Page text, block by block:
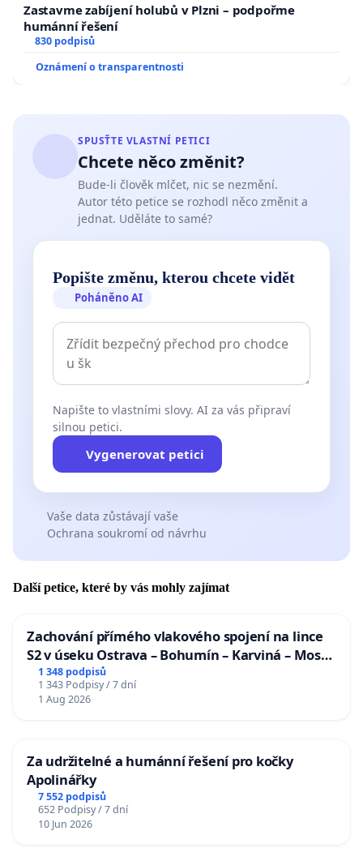
Zastavme zabíjení holubů v Plzni – podpořme
humánní řešení
830 podpisů
Oznámení o transparentnosti
SPUSŤTE VLASTNÍ PETICI
Chcete něco změnit?
Bude-li člověk mlčet, nic se nezmění.
Autor této petice se rozhodl něco změnit a
jednat. Uděláte to samé?
Popište změnu, kterou chcete vidět
Poháněno AI
Napište to vlastními slovy. AI za vás připraví
silnou petici.
Vygenerovat petici
Vaše data zůstávají vaše
Ochrana soukromí od návrhu
Další petice, které by vás mohly zajímat
Zachování přímého vlakového spojení na lince
S2 v úseku Ostrava – Bohumín – Karviná – Mosty
u Jablunkova
1 348 podpisů
1 343 Podpisy / 7 dní
1 Aug 2026
Za udržitelné a humánní řešení pro kočky
Apolinářky
7 552 podpisů
652 Podpisy / 7 dní
10 Jun 2026